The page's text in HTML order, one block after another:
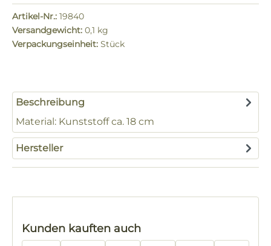
Artikel-Nr.: 19840
Versandgewicht: 0,1 kg
Verpackungseinheit: Stück
Beschreibung
Material: Kunststoff ca. 18 cm
Hersteller
Produktgalerie überspringen
Kunden kauften auch